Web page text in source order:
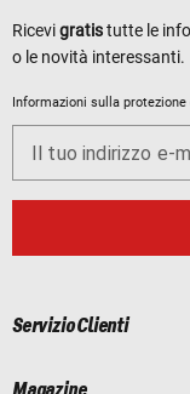
Ricevigratistutte le
o le novità interessanti.
Informazioni sulla protezione
Il tuo indirizzo e-
Servizio Clienti